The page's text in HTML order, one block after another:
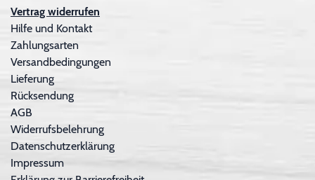
Vertrag widerrufen
Hilfe und Kontakt
Zahlungsarten
Versandbedingungen
Lieferung
Rücksendung
AGB
Widerrufsbelehrung
Datenschutzerklärung
Impressum